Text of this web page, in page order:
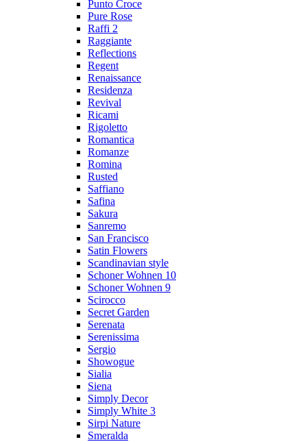
Punto Croce
Pure Rose
Raffi 2
Raggiante
Reflections
Regent
Renaissance
Residenza
Revival
Ricami
Rigoletto
Romantica
Romanze
Romina
Rusted
Saffiano
Safina
Sakura
Sanremo
San Francisco
Satin Flowers
Scandinavian style
Schoner Wohnen 10
Schoner Wohnen 9
Scirocco
Secret Garden
Serenata
Serenissima
Sergio
Showogue
Sialia
Siena
Simply Decor
Simply White 3
Sirpi Nature
Smeralda